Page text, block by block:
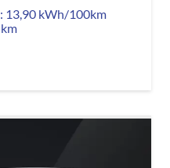
13,90 kWh/100km